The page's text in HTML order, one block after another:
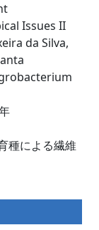
Issues II
da Silva,
種による繊維